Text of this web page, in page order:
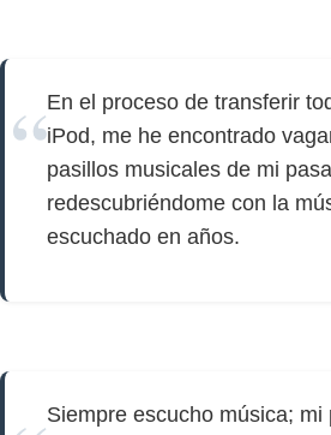
En el proceso de transferir
iPod, me he encontrado
pasillos musicales de mi
redescubriéndome con la
escuchado en años.
Siempre escucho música; mi